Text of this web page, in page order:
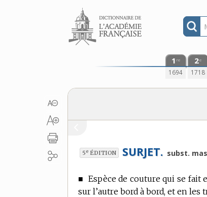
Aller au contenu
1 re
1694
2e
1718
5e ÉDITION SURJET. subst.
■ Espèce de couture qui se fait
sur l’autre bord à bord, et en les